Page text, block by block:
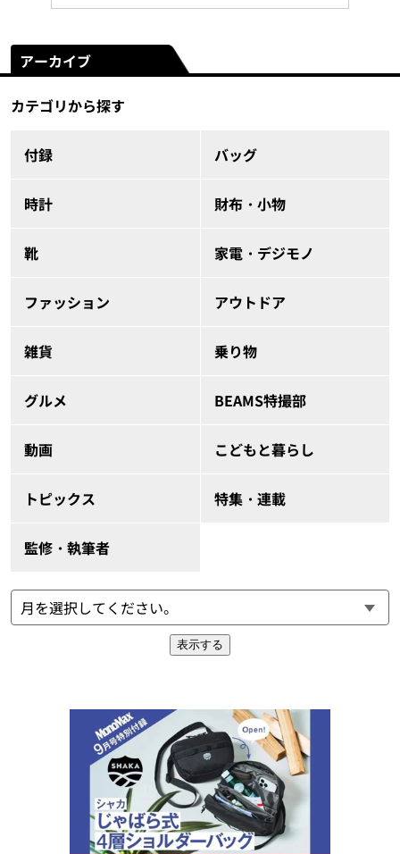
アーカイブ
カテゴリから探す
付録 バッグ
時計 財布・小物
靴 家電・デジモノ
ファッション アウトドア
雑貨 乗り物
グルメ BEAMS特撮部
動画 こどもと暮らし
トピックス 特集・連載
監修・執筆者
表示する